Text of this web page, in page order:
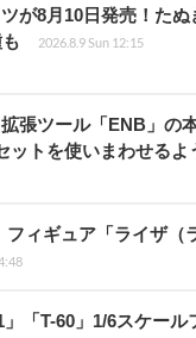
が8月10日発売！た
2026.8.9 Sun 12:15
張ツール「ENB」の
ットを使いまわせるよ
ィギュア「ライザ（
「T-60」1/6スケール